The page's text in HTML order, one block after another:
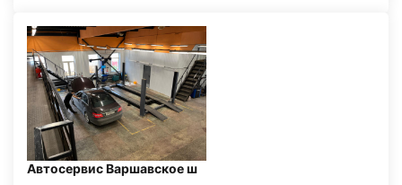
Автосервис Варшавское ш